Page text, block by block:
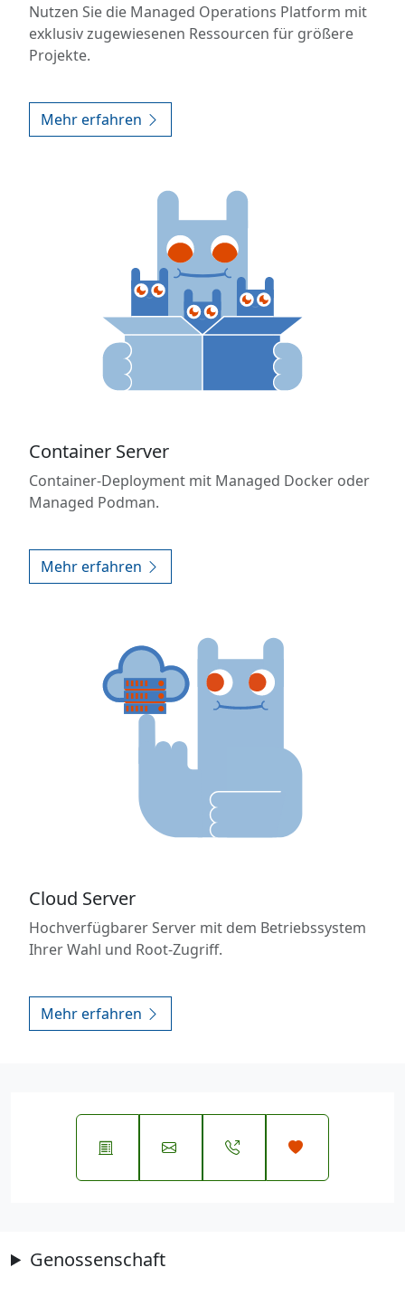
Nutzen Sie die Managed Operations Platform mit
exklusiv zugewiesenen Ressourcen für größere
Projekte.
Mehr erfahren
Container Server
Container-Deployment mit Managed Docker oder
Managed Podman.
Mehr erfahren
Cloud Server
Hochverfügbarer Server mit dem Betriebssystem
Ihrer Wahl und Root-Zugriff.
Mehr erfahren
Genossenschaft